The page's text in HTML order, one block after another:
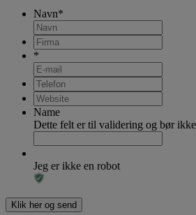
Navn*
*
Name
Dette felt er til validering og bør
Jeg er ikke en robot